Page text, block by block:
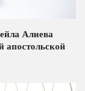
Алиева
апостольской